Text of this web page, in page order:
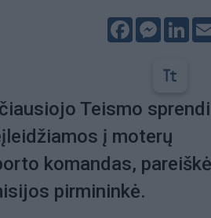
Facebook
Teismo
į moterų
komandas, pareiškė
pirmininkė.